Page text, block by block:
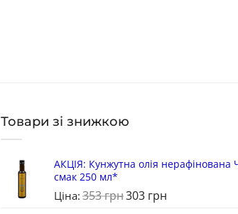
Товари зі знижкою
АКЦІЯ: Кунжутна олія нерафінована
смак 250 мл*
Ціна: 353грн303 грн